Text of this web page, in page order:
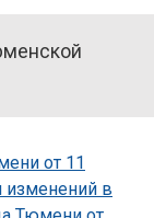
от 11
изменений в